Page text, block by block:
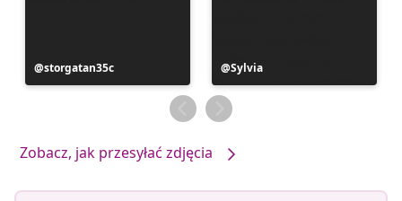
Post
opublikowany
storgatan35c
Post
opublikowany
przez
Sylvia
Zobacz, jak przesyłać zdjęcia